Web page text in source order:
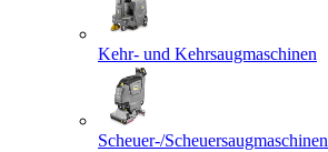
Kehr- und Kehrsaugmaschinen
Scheuer-/Scheuersaugmaschinen